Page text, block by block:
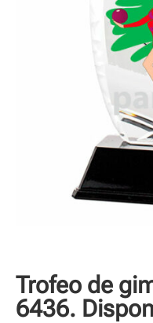
Trofeo de
6436.